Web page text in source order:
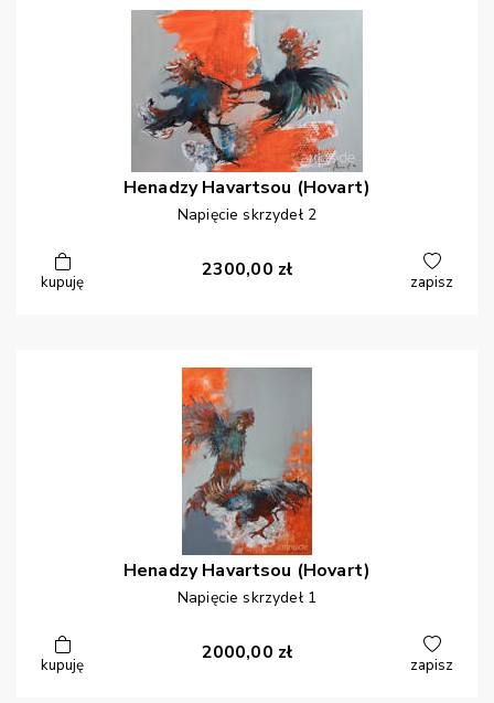
Henadzy Havartsou (Hovart)
Napięcie skrzydeł 2
kupuję
2300,00 zł
zapisz
Henadzy Havartsou (Hovart)
Napięcie skrzydeł 1
kupuję
2000,00 zł
zapisz